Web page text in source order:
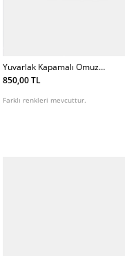
Yuvarlak Kapamalı Omuz
Cantası
850,00 TL
Farklı renkleri mevcuttur.